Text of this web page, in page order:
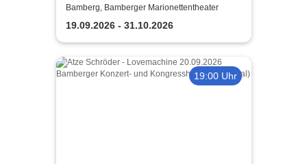
Marionettentheater
Bamberg, Bamberger Marionettentheater
19.09.2026 - 31.10.2026
19:00 Uhr